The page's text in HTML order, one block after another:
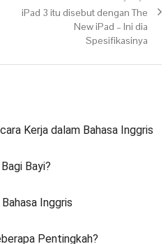
Next post:
iPad 3 itu disebut dengan The
New iPad – Ini dia
Spesifikasinya
Kerja dalam Bahasa Inggris
Bayi?
Inggris
Pentingkah?